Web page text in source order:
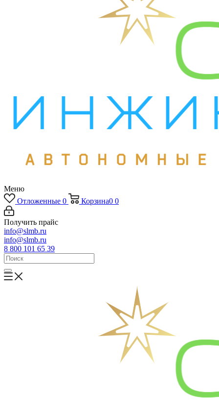
Меню
Отложенные 0 Корзина0 0
Получить прайс
info@slmb.ru
info@slmb.ru
8 800 101 65 39